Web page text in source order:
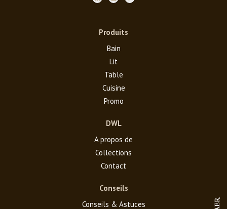
Produits
Bain
Lit
Table
Cuisine
Promo
DWL
A propos de
Collections
Contact
Conseils
Conseils & Astuces